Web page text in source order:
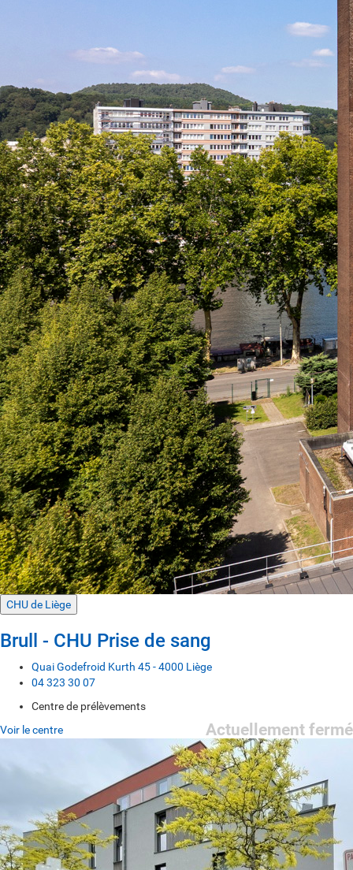
CHU de Liège
Brull - CHU Prise de sang
Quai Godefroid Kurth 45 - 4000 Liège
04 323 30 07
Centre de prélèvements
Actuellement fermé
Voir le centre